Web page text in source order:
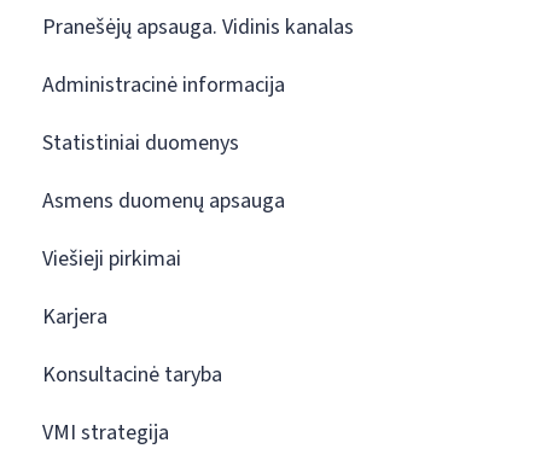
Pranešėjų apsauga. Vidinis kanalas
Administracinė informacija
Statistiniai duomenys
Asmens duomenų apsauga
Viešieji pirkimai
Karjera
Konsultacinė taryba
VMI strategija